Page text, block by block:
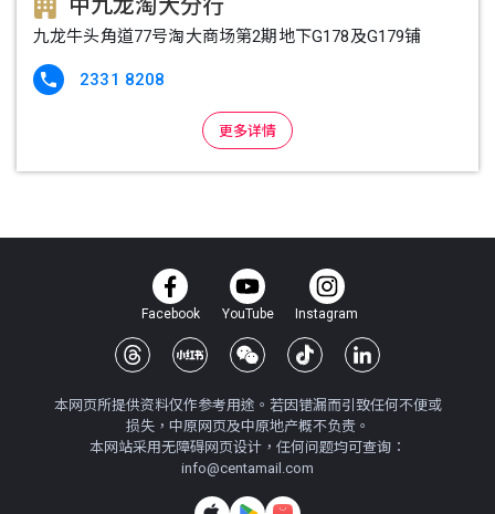
九龙牛头角道77号淘大商场第2期地下G178及G179铺
 2331 8208
更多详情
Facebook YouTube Instagram
本网页所提供资料仅作参考用途。若因错漏而引致任何不便或
损失，中原网页及中原地产概不负责。
本网站采用无障碍网页设计，任何问题均可查询：
info@centamail.com